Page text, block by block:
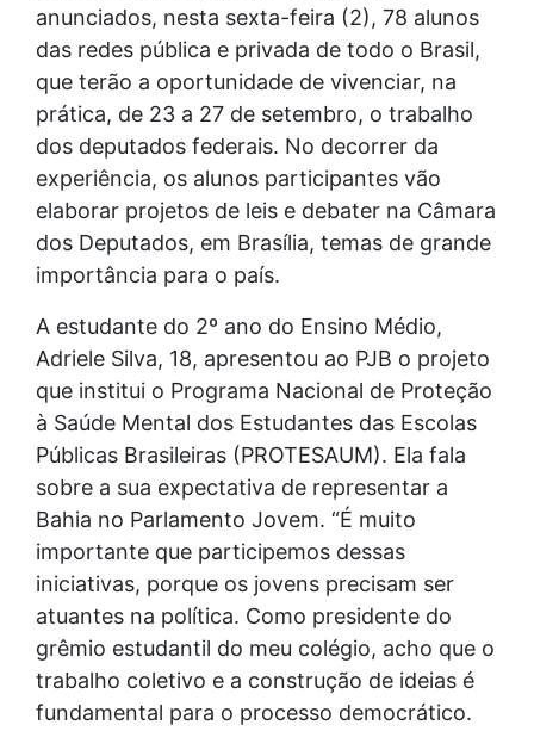
anunciados, nesta sexta-feira (2), 78 alunos
das redes pública e privada de todo o Brasil,
que terão a oportunidade de vivenciar, na
prática, de 23 a 27 de setembro, o trabalho
dos deputados federais. No decorrer da
experiência, os alunos participantes vão
elaborar projetos de leis e debater na Câmara
dos Deputados, em Brasília, temas de grande
importância para o país.
A estudante do 2º ano do Ensino Médio,
Adriele Silva, 18, apresentou ao PJB o projeto
que institui o Programa Nacional de Proteção
à Saúde Mental dos Estudantes das Escolas
Públicas Brasileiras (PROTESAUM). Ela fala
sobre a sua expectativa de representar a
Bahia no Parlamento Jovem. “É muito
importante que participemos dessas
iniciativas, porque os jovens precisam ser
atuantes na política. Como presidente do
grêmio estudantil do meu colégio, acho que o
trabalho coletivo e a construção de ideias é
fundamental para o processo democrático.